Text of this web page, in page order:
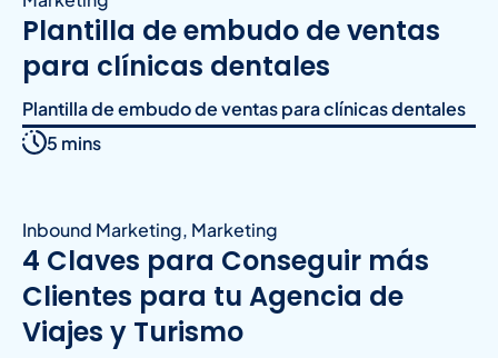
Plantilla de embudo de ventas
para clínicas dentales
Plantilla de embudo de ventas para clínicas dentales
5 mins
Inbound Marketing, Marketing
4 Claves para Conseguir más
Clientes para tu Agencia de
Viajes y Turismo